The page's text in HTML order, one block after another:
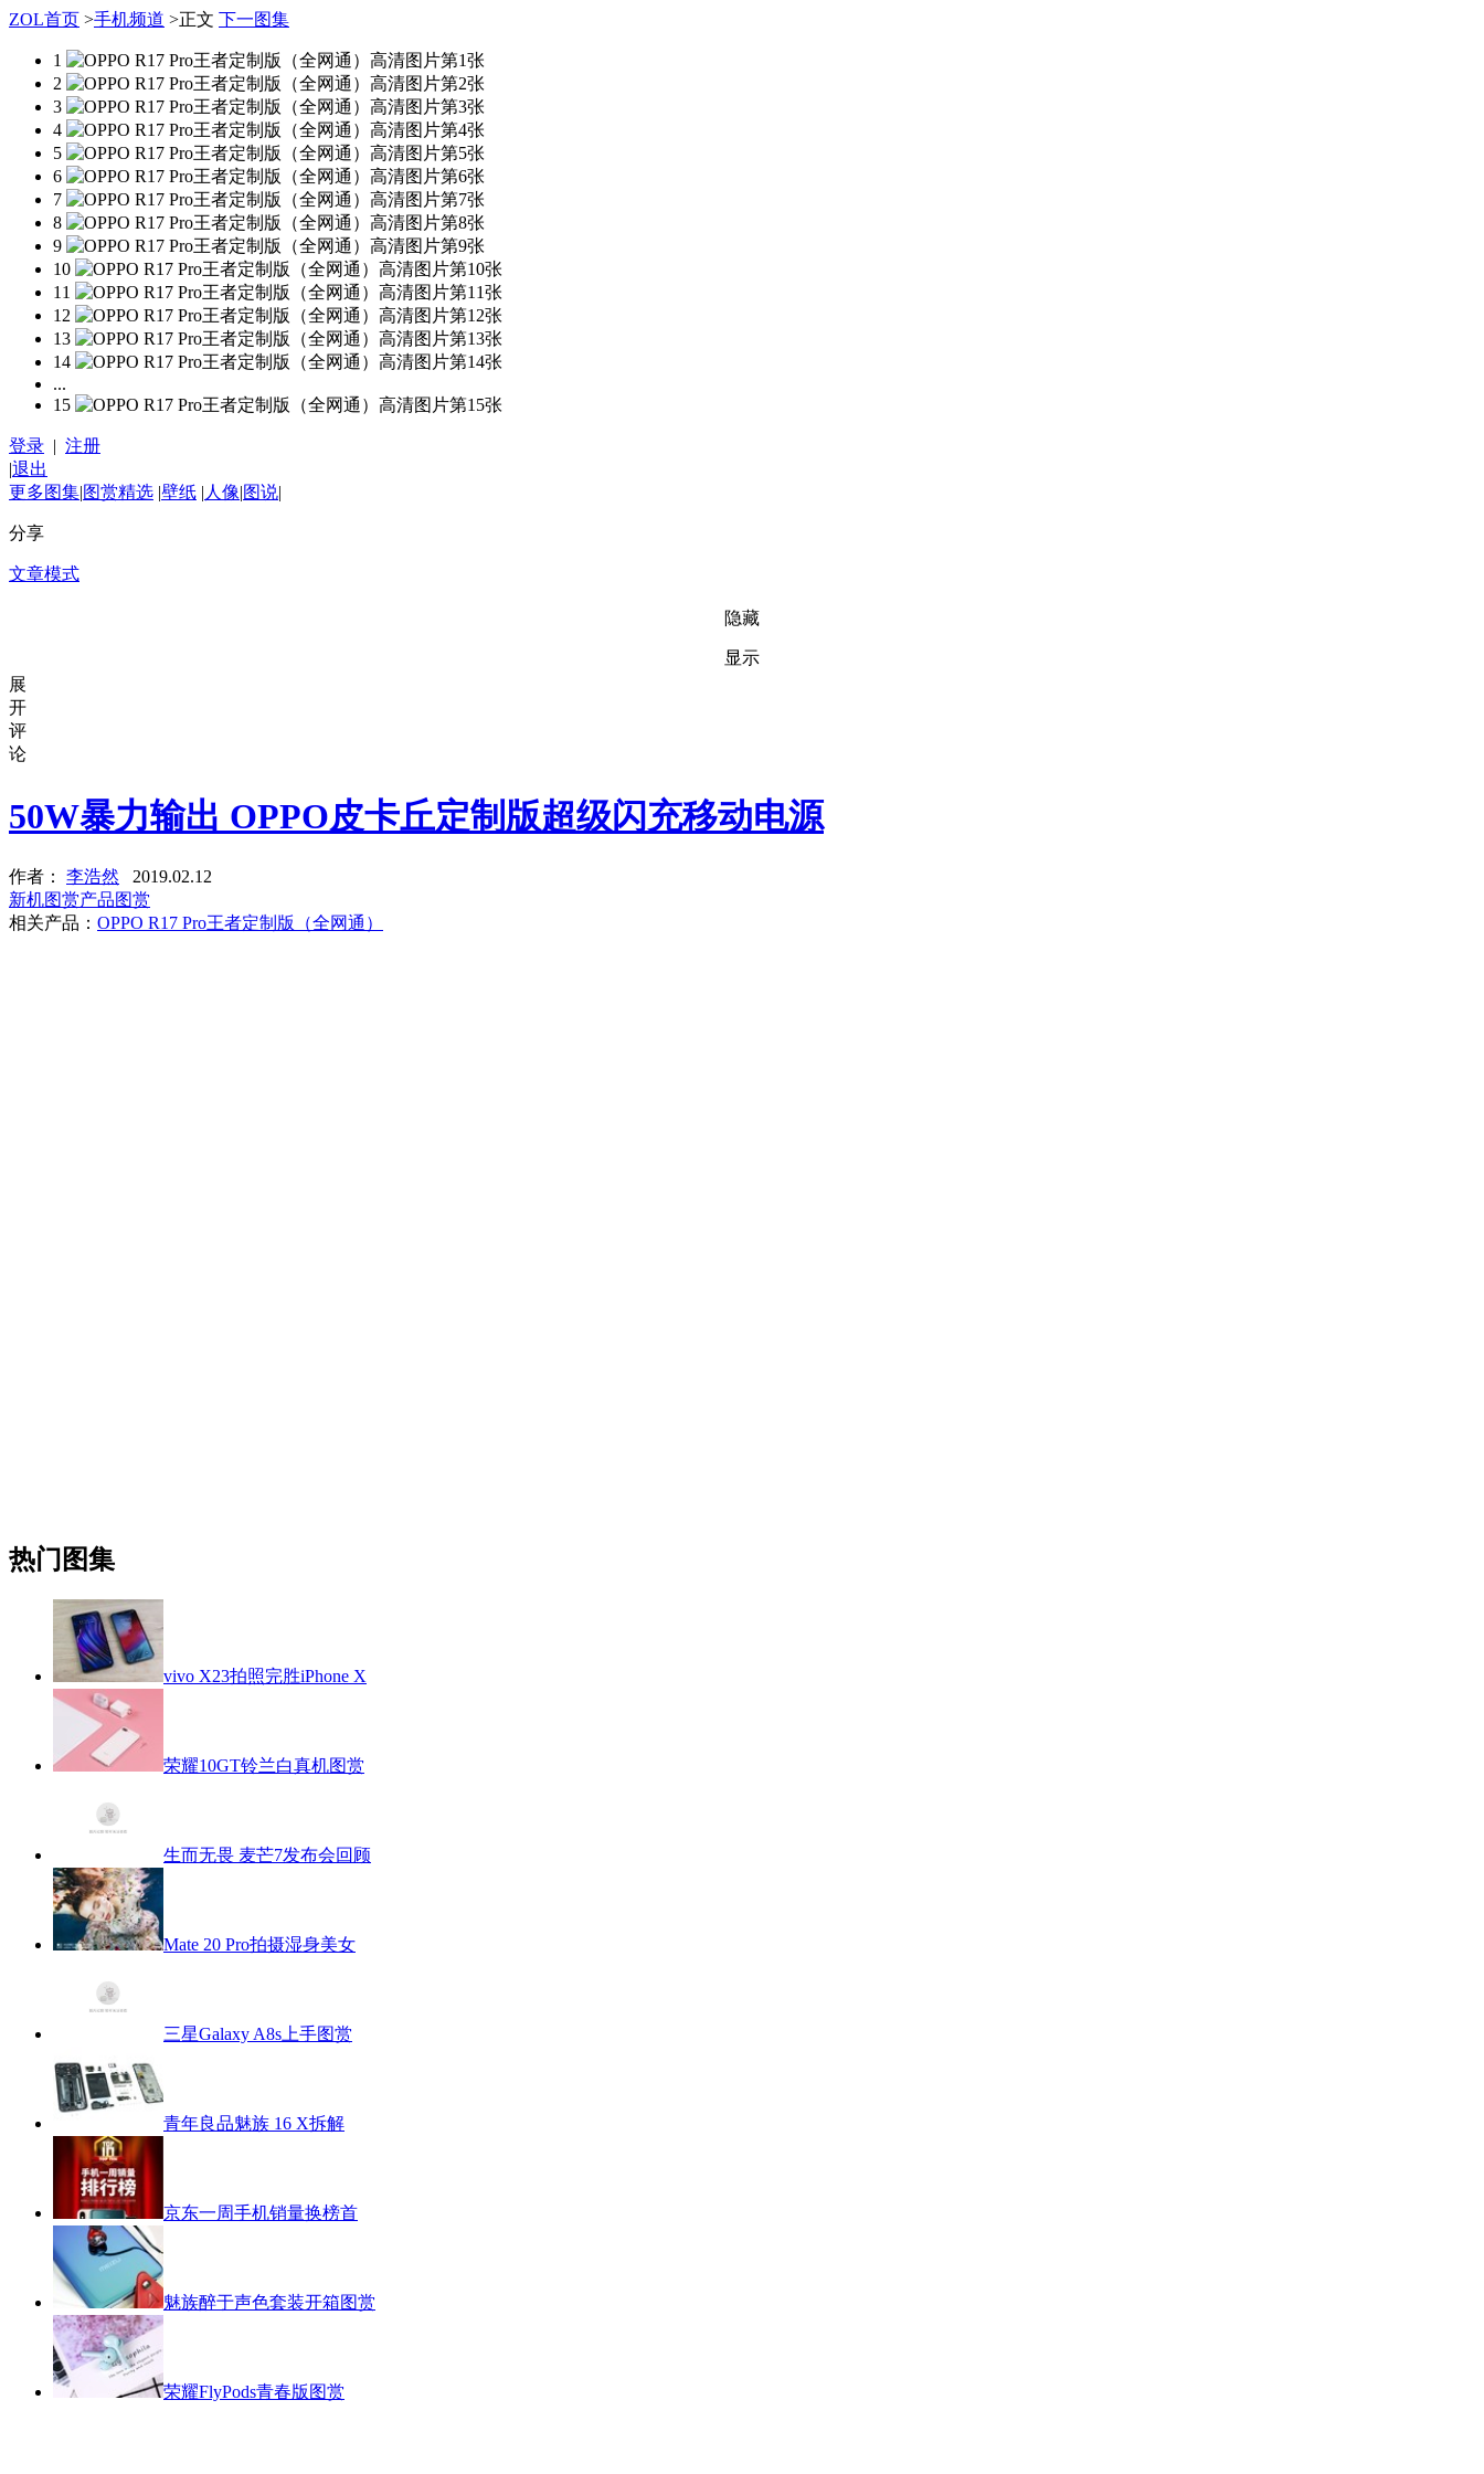
ZOL首页 >手机频道 >正文 下一图集
1
2
3
4
5
6
7
8
9
10
11
12
13
14
...
15
登录 | 注册
|退出
更多图集|图赏精选 |壁纸 | 人像|图说|
分享
文章模式
隐藏
显示
展
开
评
论
50W暴力输出 OPPO皮卡丘定制版超级闪充移动电源
作者： 李浩然
2019.02.12
新机图赏产品图赏
相关产品： OPPO R17 Pro王者定制版（全网通）
热门图集
vivo X23拍照完胜iPhone X
荣耀10GT铃兰白真机图赏
生而无畏 麦芒7发布会回顾
Mate 20 Pro拍摄湿身美女
三星Galaxy A8s上手图赏
青年良品魅族 16 X拆解
京东一周手机销量换榜首
魅族醉于声色套装开箱图赏
荣耀FlyPods青春版图赏